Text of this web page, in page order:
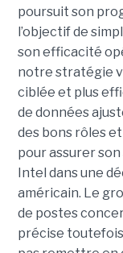
poursuit son
l’objectif de
son efficacité
notre stratégie
ciblée et plus
de données
des bons rôles
pour assurer son
Intel dans une
américain. Le
de postes
précise